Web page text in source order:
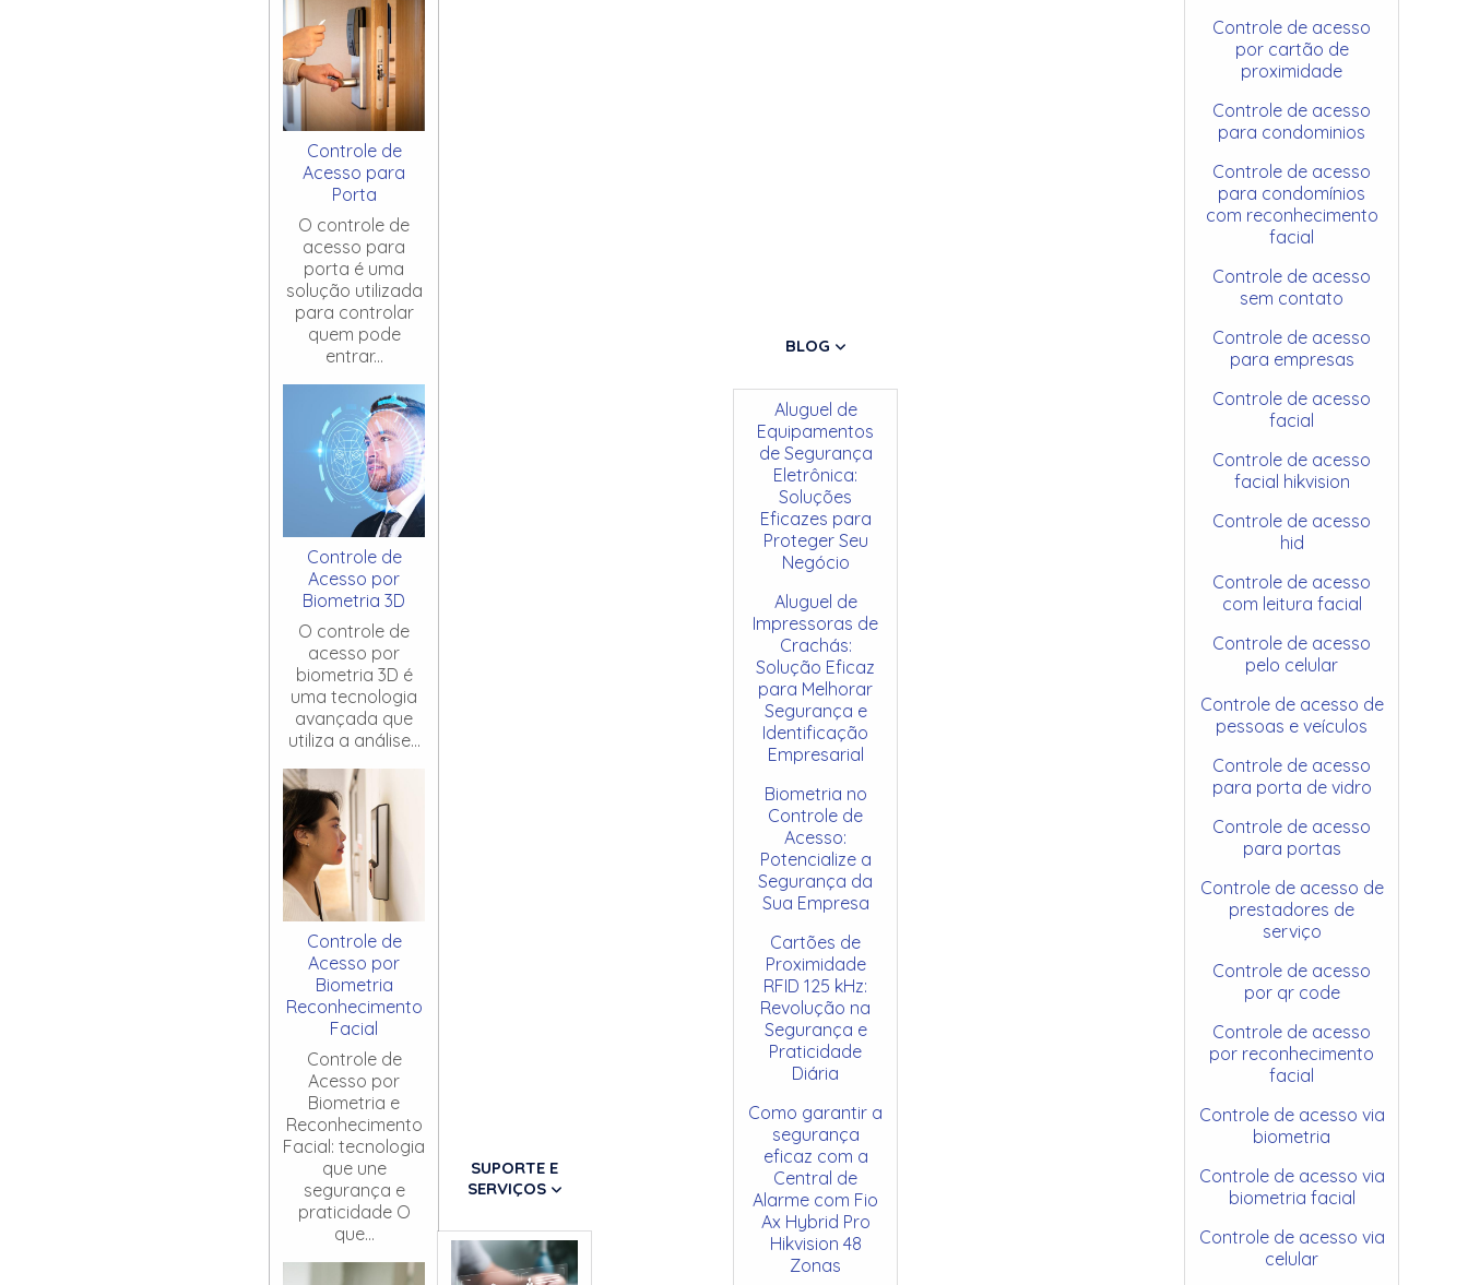
Controle de
Acesso para
Porta
O controle de
acesso para
porta é uma
solução utilizada
para controlar
quem pode
entrar...
Controle de
Acesso por
Biometria 3D
O controle de
acesso por
biometria 3D é
uma tecnologia
avançada que
utiliza a análise...
Controle de
Acesso por
Biometria
Reconhecimento
Facial
Controle de
Acesso por
Biometria e
Reconhecimento
Facial: tecnologia
que une
segurança e
praticidade O
que...
SUPORTE E
SERVIÇOS
BLOG
Aluguel de
Equipamentos
de Segurança
Eletrônica:
Soluções
Eficazes para
Proteger Seu
Negócio
Aluguel de
Impressoras de
Crachás:
Solução Eficaz
para Melhorar
Segurança e
Identificação
Empresarial
Biometria no
Controle de
Acesso:
Potencialize a
Segurança da
Sua Empresa
Cartões de
Proximidade
RFID 125 kHz:
Revolução na
Segurança e
Praticidade
Diária
Como garantir a
segurança
eficaz com a
Central de
Alarme com Fio
Ax Hybrid Pro
Hikvision 48
Zonas
Controle de acesso
por cartão de
proximidade
Controle de acesso
para condominios
Controle de acesso
para condomínios
com reconhecimento
facial
Controle de acesso
sem contato
Controle de acesso
para empresas
Controle de acesso
facial
Controle de acesso
facial hikvision
Controle de acesso
hid
Controle de acesso
com leitura facial
Controle de acesso
pelo celular
Controle de acesso de
pessoas e veículos
Controle de acesso
para porta de vidro
Controle de acesso
para portas
Controle de acesso de
prestadores de
serviço
Controle de acesso
por qr code
Controle de acesso
por reconhecimento
facial
Controle de acesso via
biometria
Controle de acesso via
biometria facial
Controle de acesso via
celular